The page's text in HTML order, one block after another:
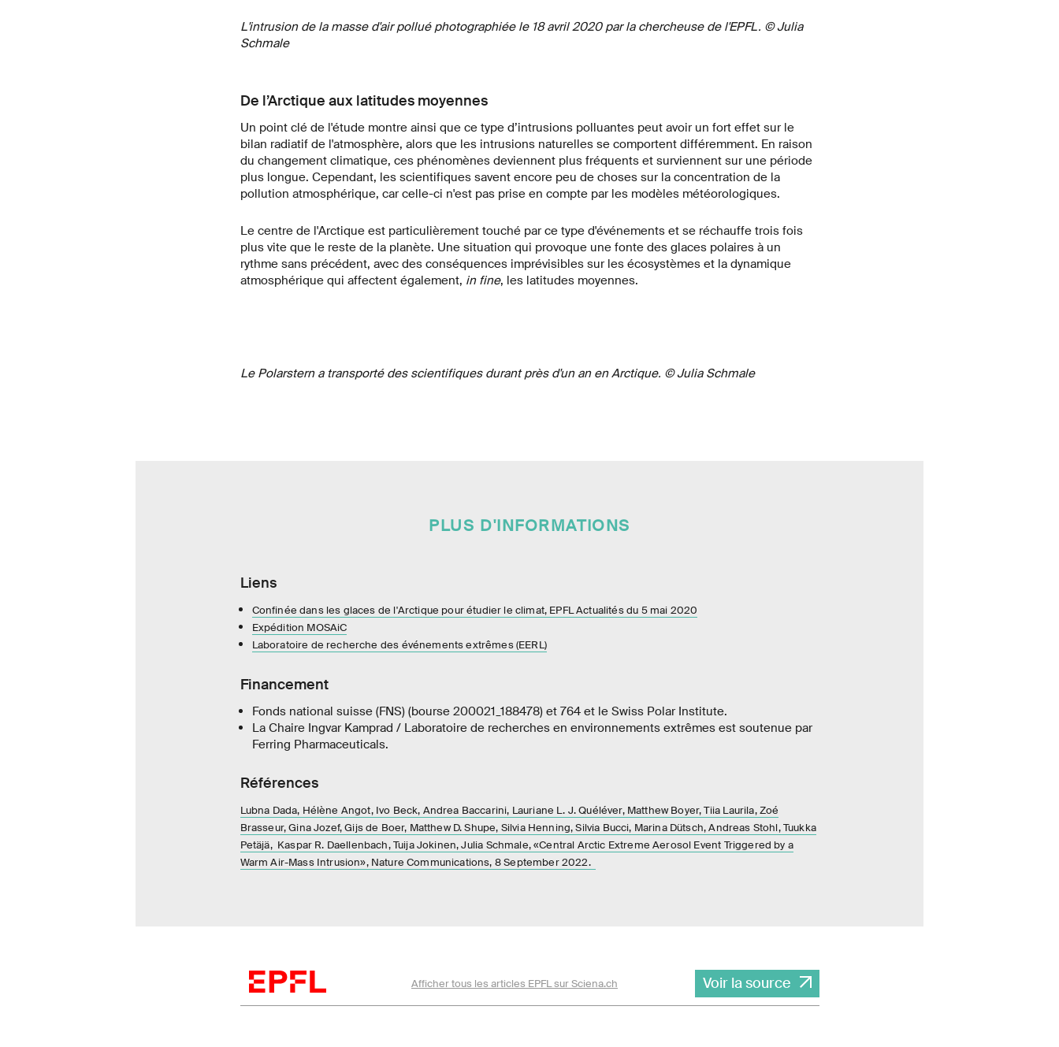
L'intrusion de la masse d'air pollué photographiée le 18 avril 2020 par la chercheuse de l'EPFL. © Julia
Schmale
De l’Arctique aux latitudes moyennes
Un point clé de l'étude montre ainsi que ce type d’intrusions polluantes peut avoir un fort effet sur le
bilan radiatif de l'atmosphère, alors que les intrusions naturelles se comportent différemment. En raison
du changement climatique, ces phénomènes deviennent plus fréquents et surviennent sur une période
plus longue. Cependant, les scientifiques savent encore peu de choses sur la concentration de la
pollution atmosphérique, car celle-ci n'est pas prise en compte par les modèles météorologiques.
Le centre de l'Arctique est particulièrement touché par ce type d'événements et se réchauffe trois fois
plus vite que le reste de la planète. Une situation qui provoque une fonte des glaces polaires à un
rythme sans précédent, avec des conséquences imprévisibles sur les écosystèmes et la dynamique
atmosphérique qui affectent également, in fine, les latitudes moyennes.
Le Polarstern a transporté des scientifiques durant près d'un an en Arctique. © Julia Schmale
PLUS D'INFORMATIONS
Liens
Confinée dans les glaces de l'Arctique pour étudier le climat, EPFL Actualités du 5 mai 2020
Expédition MOSAiC
Laboratoire de recherche des événements extrêmes (EERL)
Financement
Fonds national suisse (FNS) (bourse 200021_188478) et 764 et le Swiss Polar Institute.
La Chaire Ingvar Kamprad / Laboratoire de recherches en environnements extrêmes est soutenue par
Ferring Pharmaceuticals.
Références
Lubna Dada, Hélène Angot, Ivo Beck, Andrea Baccarini, Lauriane L. J. Quéléver, Matthew Boyer, Tiia Laurila, Zoé
Brasseur, Gina Jozef, Gijs de Boer, Matthew D. Shupe, Silvia Henning, Silvia Bucci, Marina Dütsch, Andreas Stohl, Tuukka
Petäjä, Kaspar R. Daellenbach, Tuija Jokinen, Julia Schmale, «Central Arctic Extreme Aerosol Event Triggered by a
Warm Air-Mass Intrusion», Nature Communications, 8 September 2022.
Afficher tous les articles EPFL sur Sciena.ch Voir la source